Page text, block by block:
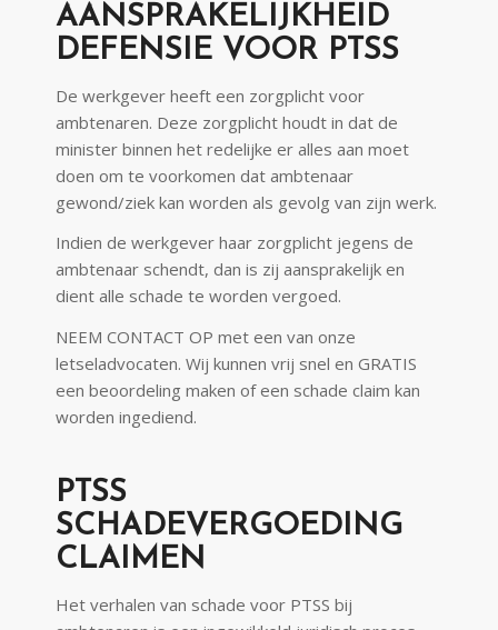
AANSPRAKELIJKHEID
DEFENSIE VOOR PTSS
De werkgever heeft een zorgplicht voor
ambtenaren. Deze zorgplicht houdt in dat de
minister binnen het redelijke er alles aan moet
doen om te voorkomen dat ambtenaar
gewond/ziek kan worden als gevolg van zijn werk.
Indien de werkgever haar zorgplicht jegens de
ambtenaar schendt, dan is zij aansprakelijk en
dient alle schade te worden vergoed.
NEEM CONTACT OP met een van onze
letseladvocaten. Wij kunnen vrij snel en GRATIS
een beoordeling maken of een schade claim kan
worden ingediend.
PTSS
SCHADEVERGOEDING
CLAIMEN
Het verhalen van schade voor PTSS bij